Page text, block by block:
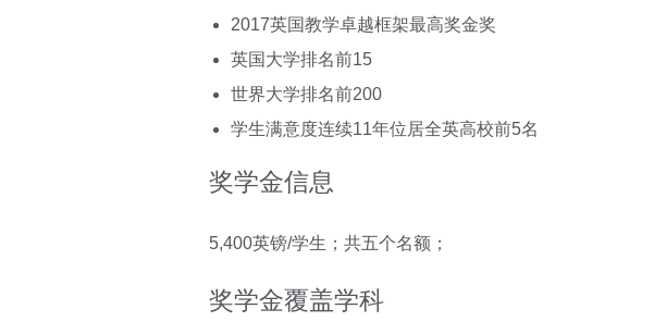
2017英国教学卓越框架最高奖金奖
英国大学排名前15
世界大学排名前200
学生满意度连续11年位居全英高校前5名
奖学金信息
5,400英镑/学生；共五个名额；
奖学金覆盖学科